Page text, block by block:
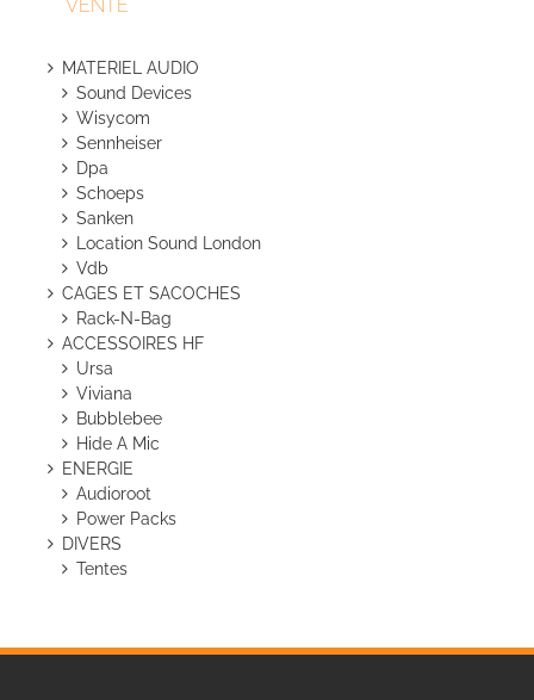
VENTE
MATERIEL AUDIO
Sound Devices
Wisycom
Sennheiser
Dpa
Schoeps
Sanken
Location Sound London
Vdb
CAGES ET SACOCHES
Rack-N-Bag
ACCESSOIRES HF
Ursa
Viviana
Bubblebee
Hide A Mic
ENERGIE
Audioroot
Power Packs
DIVERS
Tentes